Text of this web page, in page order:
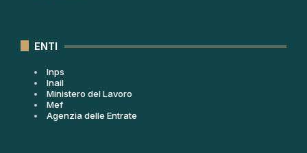
ENTI
Inps
Inail
Ministero del Lavoro
Mef
Agenzia delle Entrate